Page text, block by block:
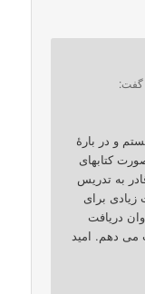
گفت:
و در بارۀ
کتابهای
به تدریس
برای
دریافت
می دهم. امید